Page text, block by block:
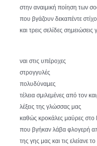
στην αναιμική ποίηση των
που βγάζουν δεκαπέντε
και τρεις σελίδες
ναι στις υπέροχες
στρογγυλές
πολυδύναμες
τέλεια σμιλεμένες από τον
λέξεις της γλώσσας μας
καθώς κροκάλες μαύρες στο
που βγήκαν λάβα φλογερή
της γης μας και τις ελείανε